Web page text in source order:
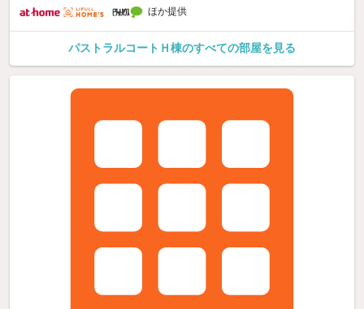
ほか提供
パストラルコートＨ棟のすべての部屋を見る